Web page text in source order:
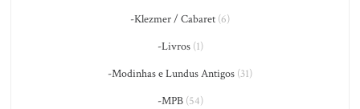
-Klezmer / Cabaret (6)
-Livros(1)
-Modinhas e Lundus Antigos (31)
-MPB(54)